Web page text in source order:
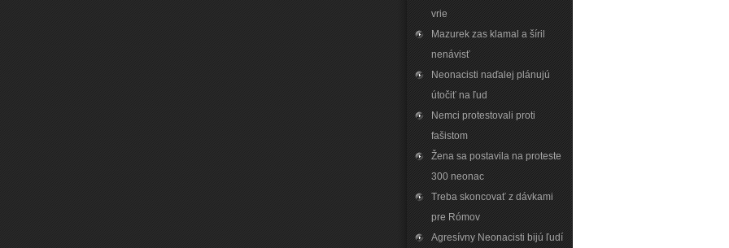
vrie
Mazurek zas klamal a šíril
nenávisť
Neonacisti naďalej plánujú
útočiť na ľud
Nemci protestovali proti
fašistom
Žena sa postavila na proteste
300 neonac
Treba skoncovať z dávkami
pre Rómov
Agresívny Neonacisti bijú ľudí